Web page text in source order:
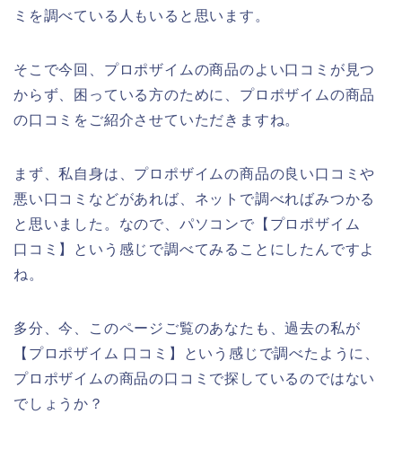
ミを調べている人もいると思います。
そこで今回、プロポザイムの商品のよい口コミが見つ
からず、困っている方のために、プロポザイムの商品
の口コミをご紹介させていただきますね。
まず、私自身は、プロポザイムの商品の良い口コミや
悪い口コミなどがあれば、ネットで調べればみつかる
と思いました。なので、パソコンで【プロポザイム
口コミ】という感じで調べてみることにしたんですよ
ね。
多分、今、このページご覧のあなたも、過去の私が
【プロポザイム 口コミ】という感じで調べたように、
プロポザイムの商品の口コミで探しているのではない
でしょうか？